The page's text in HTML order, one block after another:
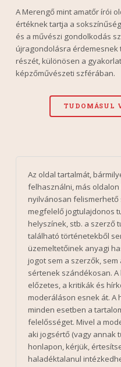
A Merengő mint amatőr írói
értéknek tartja a
és a művészi gondolkodás
újragondolásra érdemesnek
részét, különösen a
képzőművészeti szférában.
Az oldal tartalmát,
felhasználni, más
nyilvánosan felismerhető
megfelelő jogtulajdonos
helyszínek, stb. a szerző
található történetekből
üzemeltetőinek anyagi
jogot sem a szerzők,
sértenek szándékosan.
előzetes, a kritikák és
moderáláson esnek át.
minden esetben a
felelősséget. Mivel a
aki jogsértő (vagy annak
honlapon, kérjük,
haladéktalanul